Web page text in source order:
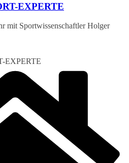
EXPERTE
mit Sportwissenschaftler Holger